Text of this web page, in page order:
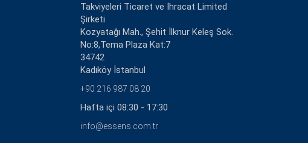
Takviyeleri Ticaret ve İhracat Limited
Şirketi
Kozyatağı Mah., Şehit İlknur Keleş Sok.
No:8,Tema Plaza Kat:7
34742
Kadıköy İstanbul
+90 216 987 08 20
Hafta içi 08:30 - 17:30
info@essens.com.tr